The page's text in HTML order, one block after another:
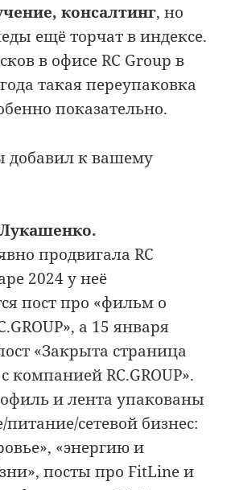
консалтинг, но
ещё торчат в индексе.
в офисе RC Group в
такая переупаковка
показательно.
добавил к вашему
продвигала RC
2024 у неё
пост про «фильм о
а 15 января
«Закрыта страница
компанией RC.GROUP».
и лента упакованы
питание/сетевой бизнес:
«энергию и
посты про FitLine и